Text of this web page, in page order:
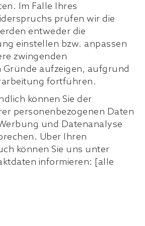
Im Falle Ihres
prüfen wir die
entweder die
einstellen bzw. anpassen
zwingenden
aufzeigen, aufgrund
fortführen.
können Sie der
personenbezogenen Daten
und Datenanalyse
Über Ihren
können Sie uns unter
informieren: [alle